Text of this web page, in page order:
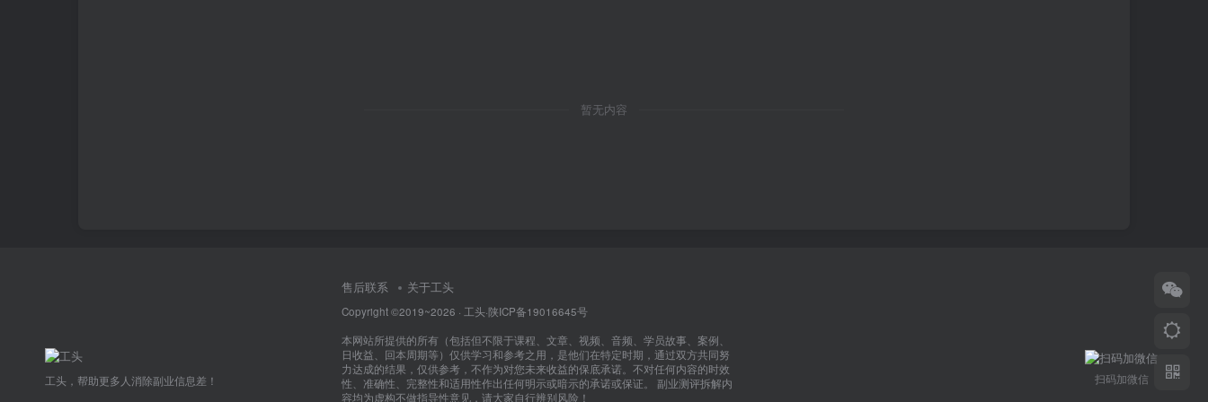
暂无内容
工头，帮助更多人消除副业信息差！
售后联系 关于工头
Copyright ©2019~2026 · 工头·陕ICP备19016645号
本网站所提供的所有（包括但不限于课程、文章、视频、音频、学员故事、案例、
日收益、回本周期等）仅供学习和参考之用，是他们在特定时期，通过双方共同努
力达成的结果，仅供参考，不作为对您未来收益的保底承诺。不对任何内容的时效
性、准确性、完整性和适用性作出任何明示或暗示的承诺或保证。 副业测评拆解内
容均为虚构不做指导性意见，请大家自行辨别风险！
扫码加微信